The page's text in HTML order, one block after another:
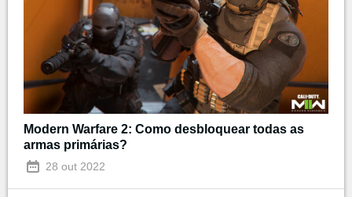
Modern Warfare 2: Como desbloquear todas as
armas primárias?
28 out 2022